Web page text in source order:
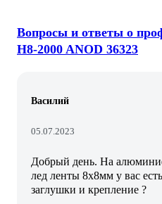
Вопросы и ответы о
H8-2000 ANOD 36323
Василий
05.07.2023
Добрый день. На
лед ленты 8х8мм у вас
заглушки и крепление ?